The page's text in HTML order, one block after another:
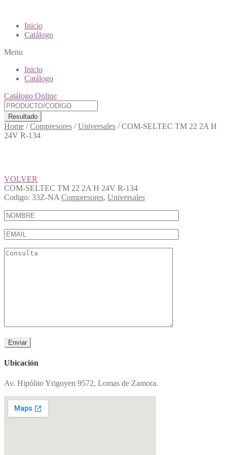
Inicio
Catálogo
Menu
Inicio
Catálogo
Catálogo Online
Resultado
Home /Compresores /Universales /COM-SELTEC TM 22 2A H
24V R-134
VOLVER
COM-SELTEC TM 22 2A H 24V R-134
Codigo: 33Z-NA Compresores, Universales
Ubicación
Av. Hipólito Yrigoyen 9572, Lomas de Zamora.